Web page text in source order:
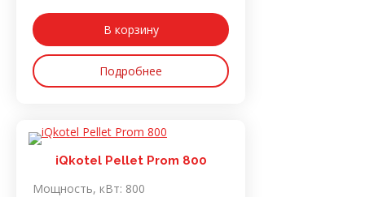
В корзину
Подробнее
iQkotel Pellet Prom 800
Мощность, кВт: 800